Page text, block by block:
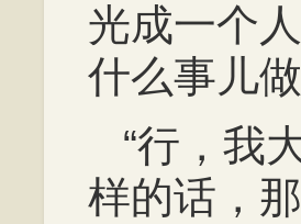
光成一个
什么事儿做
“行，我
样的话，